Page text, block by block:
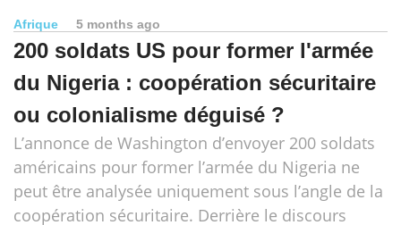
Afrique 5 months ago
200 soldats US pour former l'armée
du Nigeria : coopération sécuritaire
ou colonialisme déguisé ?
L’annonce de Washington d’envoyer 200 soldats
américains pour former l’armée du Nigeria ne
peut être analysée uniquement sous l’angle de la
coopération sécuritaire. Derrière le discours